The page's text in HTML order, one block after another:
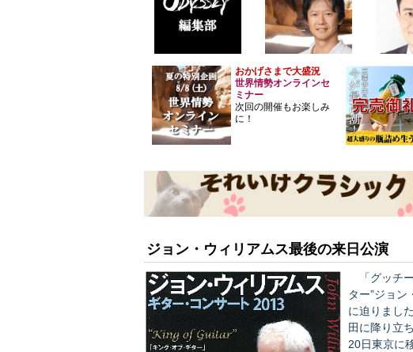
おかげさまで大盛況
世界情勢オンラインセ
ミナー
次回の開催もお楽しみ
に！
ジョン・ウィリアムス最後の来日公演
「グッチ
ター”ジョ
に迫りました。 ジョンは先週16日、悪天候の中
田に降り立
20日東京に